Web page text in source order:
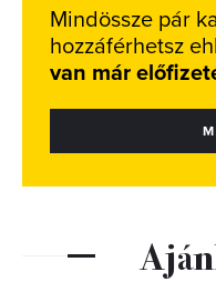
Mindössze pár
hozzáférhetsz
van már